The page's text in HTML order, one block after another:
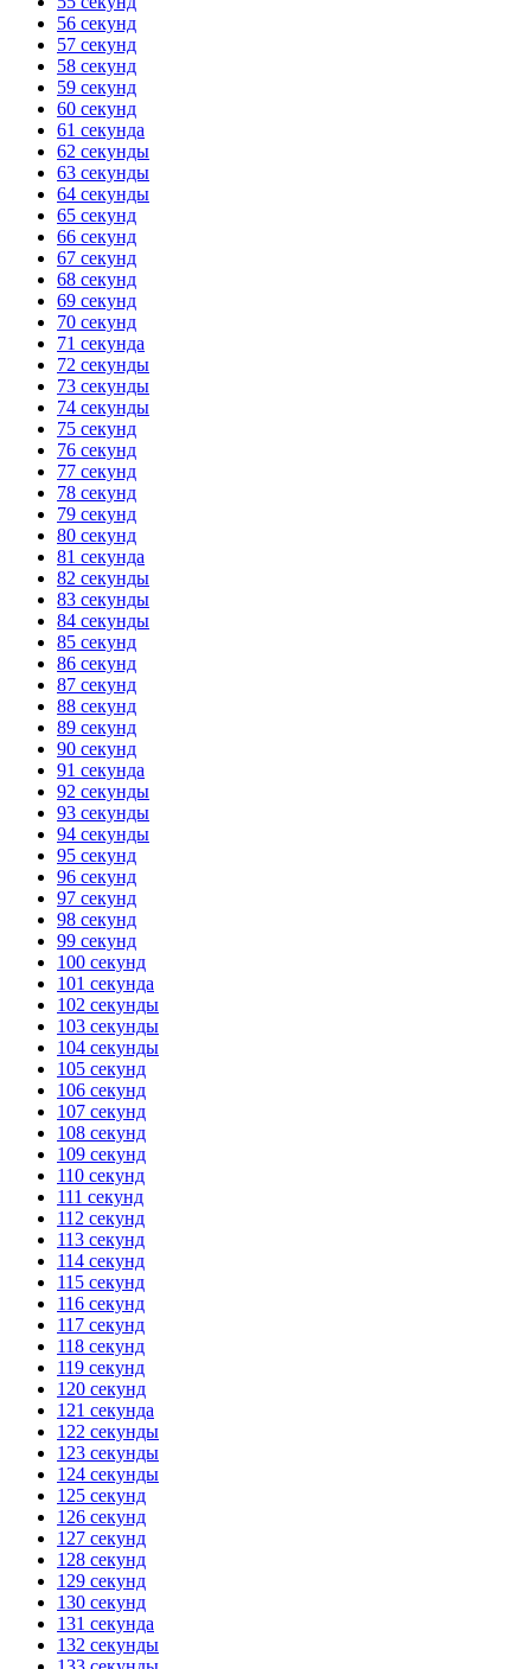
56 секунд
57 секунд
58 секунд
59 секунд
60 секунд
61 секунда
62 секунды
63 секунды
64 секунды
65 секунд
66 секунд
67 секунд
68 секунд
69 секунд
70 секунд
71 секунда
72 секунды
73 секунды
74 секунды
75 секунд
76 секунд
77 секунд
78 секунд
79 секунд
80 секунд
81 секунда
82 секунды
83 секунды
84 секунды
85 секунд
86 секунд
87 секунд
88 секунд
89 секунд
90 секунд
91 секунда
92 секунды
93 секунды
94 секунды
95 секунд
96 секунд
97 секунд
98 секунд
99 секунд
100 секунд
101 секунда
102 секунды
103 секунды
104 секунды
105 секунд
106 секунд
107 секунд
108 секунд
109 секунд
110 секунд
111 секунд
112 секунд
113 секунд
114 секунд
115 секунд
116 секунд
117 секунд
118 секунд
119 секунд
120 секунд
121 секунда
122 секунды
123 секунды
124 секунды
125 секунд
126 секунд
127 секунд
128 секунд
129 секунд
130 секунд
131 секунда
132 секунды